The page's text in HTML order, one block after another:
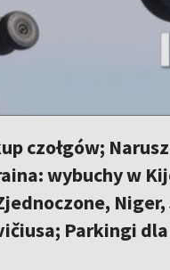
czołgów;
wybuchy w
Parkingi